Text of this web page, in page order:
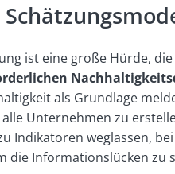
ist eine große Hürde,
als Grundlage
Unternehmen zu
Indikatoren weglassen,
die Informationslücken